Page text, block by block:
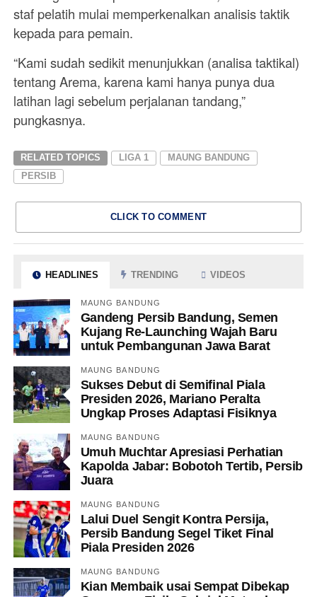
staf pelatih mulai memperkenalkan analisis taktik
kepada para pemain.
“Kami sudah sedikit menunjukkan (analisa taktikal)
tentang Arema, karena kami hanya punya dua
latihan lagi sebelum perjalanan tandang,”
pungkasnya.
RELATED TOPICS LIGA 1
MAUNG BANDUNG
PERSIB
CLICK TO COMMENT
HEADLINES TRENDING VIDEOS
MAUNG BANDUNG
Gandeng Persib Bandung, Semen
Kujang Re-Launching Wajah Baru
untuk Pembangunan Jawa Barat
MAUNG BANDUNG
Sukses Debut di Semifinal Piala
Presiden 2026, Mariano Peralta
Ungkap Proses Adaptasi Fisiknya
MAUNG BANDUNG
Umuh Muchtar Apresiasi Perhatian
Kapolda Jabar: Bobotoh Tertib, Persib
Juara
MAUNG BANDUNG
Lalui Duel Sengit Kontra Persija,
Persib Bandung Segel Tiket Final
Piala Presiden 2026
MAUNG BANDUNG
Kian Membaik usai Sempat Dibekap